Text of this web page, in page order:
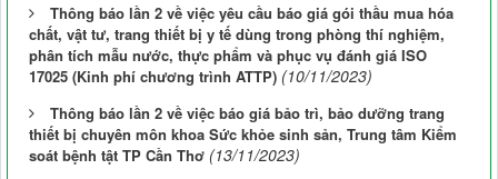
Thông báo lần 2 về việc yêu cầu báo giá gói thầu mua hóa
chất, vật tư, trang thiết bị y tế dùng trong phòng thí nghiệm,
phân tích mẫu nước, thực phẩm và phục vụ đánh giá ISO
17025 (Kinh phí chương trình ATTP) (10/11/2023)
Thông báo lần 2 về việc báo giá bảo trì, bảo dưỡng trang
thiết bị chuyên môn khoa Sức khỏe sinh sản, Trung tâm Kiểm
soát bệnh tật TP Cần Thơ (13/11/2023)